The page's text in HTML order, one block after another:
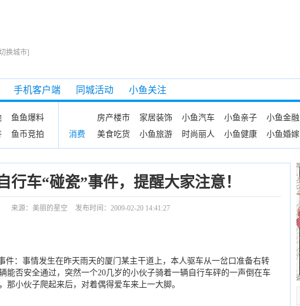
换城市]
手机客户端 同城活动 小鱼关注
鱼鱼爆料
鱼币竞拍 消费
房产楼市 家居装饰 小鱼汽车 小鱼亲子
小鱼金融
美食吃货
小鱼旅游 时尚丽人 小鱼健康 小鱼婚嫁
行车“碰瓷”事件，提醒大家注意！
来源：美丽的星空 发布时间：2009-02-20 14:41:27
：事情发生在昨天雨天的厦门某主干道上，本人驱车从一岔口准备右转
能否安全通过，突然一个20几岁的小伙子骑着一辆自行车砰的一声倒在车
那小伙子爬起来后，对着偶得爱车来上一大脚。